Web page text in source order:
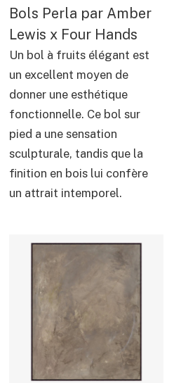
Bols Perla par Amber
Lewis x Four Hands
Un bol à fruits élégant est
un excellent moyen de
donner une esthétique
fonctionnelle. Ce bol sur
pied a une sensation
sculpturale, tandis que la
finition en bois lui confère
un attrait intemporel.